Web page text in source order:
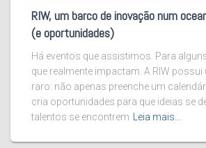
RIW, um barco de inovação num
(e oportunidades)
Há eventos que assistimos. Para
que realmente impactam. A RIW possui
raro: não apenas preenche um
cria oportunidades para que ideias se
talentos se encontrem Leia mais…